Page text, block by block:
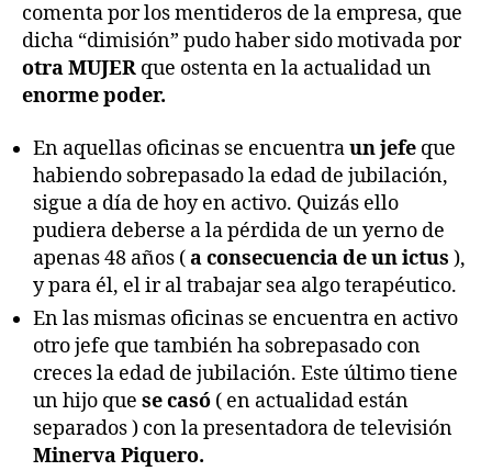
comenta por los mentideros de la empresa, que
dicha “dimisión” pudo haber sido motivada por
otra MUJER que ostenta en la actualidad un
enorme poder.
En aquellas oficinas se encuentraun jefe que
habiendo sobrepasado la edad de jubilación,
sigue a día de hoy en activo. Quizás ello
pudiera deberse a la pérdida de un yerno de
apenas 48 años (a consecuencia de un ictus ),
y para él, el ir al trabajar sea algo terapéutico.
En las mismas oficinas se encuentra en activo
otro jefe que también ha sobrepasado con
creces la edad de jubilación. Este último tiene
un hijo que se casó ( en actualidad están
separados ) con la presentadora de televisión
Minerva Piquero.